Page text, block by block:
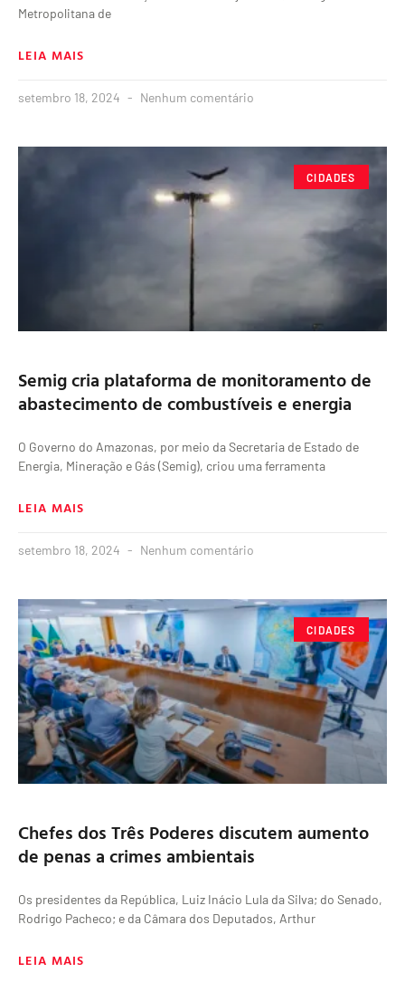
Metropolitana de
LEIA MAIS
setembro 18, 2024 Nenhum comentário
CIDADES
Semig cria plataforma de monitoramento de
abastecimento de combustíveis e energia
O Governo do Amazonas, por meio da Secretaria de Estado de
Energia, Mineração e Gás (Semig), criou uma ferramenta
LEIA MAIS
setembro 18, 2024 Nenhum comentário
CIDADES
Chefes dos Três Poderes discutem aumento
de penas a crimes ambientais
Os presidentes da República, Luiz Inácio Lula da Silva; do Senado,
Rodrigo Pacheco; e da Câmara dos Deputados, Arthur
LEIA MAIS